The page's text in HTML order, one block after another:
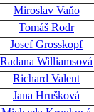
Miroslav Vaňo
Tomáš Rodr
Josef Grosskopf
Radana Williamsová
Richard Valent
Jana Hrušková